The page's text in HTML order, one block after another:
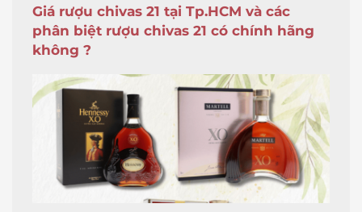
Giá rượu chivas 21 tại Tp.HCM và các
phân biệt rượu chivas 21 có chính hãng
không ?